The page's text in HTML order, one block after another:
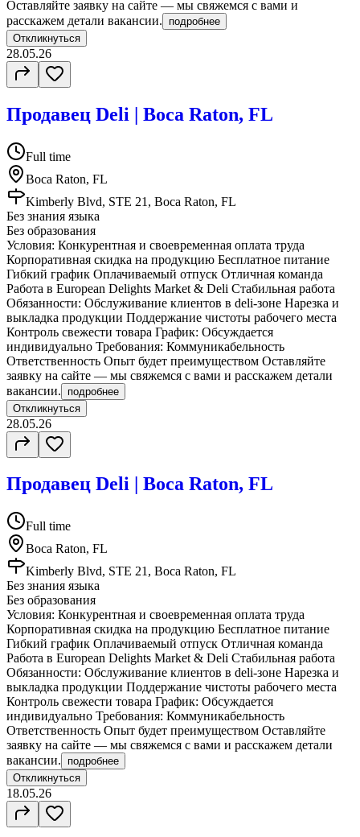
Оставляйте заявку на сайте — мы свяжемся с вами и
расскажем детали вакансии.
подробнее
Откликнуться
28.05.26
Продавец Deli | Boca Raton, FL
Full time
Boca Raton, FL
Kimberly Blvd, STE 21, Boca Raton, FL
Без знания языка
Без образования
Условия: Конкурентная и своевременная оплата труда
Корпоративная скидка на продукцию Бесплатное питание
Гибкий график Оплачиваемый отпуск Отличная команда
Работа в European Delights Market & Deli Стабильная работа
Обязанности: Обслуживание клиентов в deli-зоне Нарезка и
выкладка продукции Поддержание чистоты рабочего места
Контроль свежести товара График: Обсуждается
индивидуально Требования: Коммуникабельность
Ответственность Опыт будет преимуществом Оставляйте
заявку на сайте — мы свяжемся с вами и расскажем детали
вакансии.
подробнее
Откликнуться
28.05.26
Продавец Deli | Boca Raton, FL
Full time
Boca Raton, FL
Kimberly Blvd, STE 21, Boca Raton, FL
Без знания языка
Без образования
Условия: Конкурентная и своевременная оплата труда
Корпоративная скидка на продукцию Бесплатное питание
Гибкий график Оплачиваемый отпуск Отличная команда
Работа в European Delights Market & Deli Стабильная работа
Обязанности: Обслуживание клиентов в deli-зоне Нарезка и
выкладка продукции Поддержание чистоты рабочего места
Контроль свежести товара График: Обсуждается
индивидуально Требования: Коммуникабельность
Ответственность Опыт будет преимуществом Оставляйте
заявку на сайте — мы свяжемся с вами и расскажем детали
вакансии.
подробнее
Откликнуться
18.05.26